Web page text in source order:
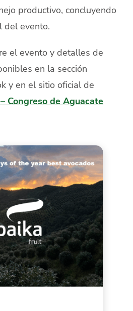
productivo, concluyendo
del evento.
el evento y detalles de
en la sección
y en el sitio oficial de
Congreso de Aguacate